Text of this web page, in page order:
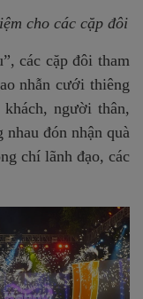
cho các cặp đôi
các cặp đôi tham
nhẫn cưới thiêng
người thân,
đón nhận quà
chí lãnh đạo, các